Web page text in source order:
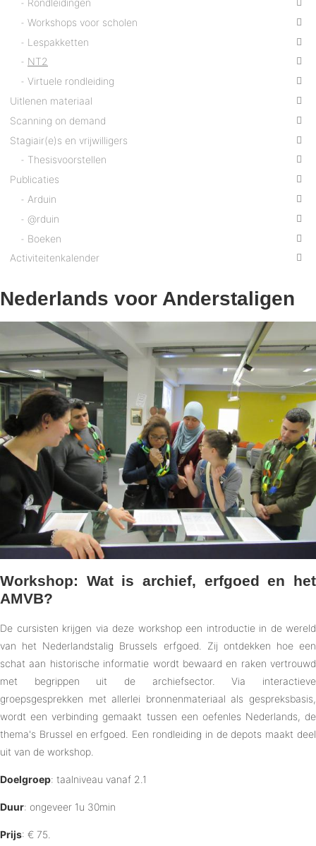
Rondleidingen
Workshops voor scholen
Lespakketten
NT2
Virtuele rondleiding
Uitlenen materiaal
Scanning on demand
Stagiair(e)s en vrijwilligers
Thesisvoorstellen
Publicaties
Arduin
@rduin
Boeken
Activiteitenkalender
Nederlands voor Anderstaligen
Workshop: Wat is archief, erfgoed en het
AMVB?
De cursisten krijgen via deze workshop een introductie in de wereld
van het Nederlandstalig Brussels erfgoed. Zij ontdekken hoe een
schat aan historische informatie wordt bewaard en raken vertrouwd
met begrippen uit de archiefsector. Via interactieve
groepsgesprekken met allerlei bronnenmateriaal als gespreksbasis,
wordt een verbinding gemaakt tussen een oefenles Nederlands, de
thema's Brussel en erfgoed. Een rondleiding in de depots maakt deel
uit van de workshop.
Doelgroep: taalniveau vanaf 2.1
Duur: ongeveer 1u 30min
Prijs: € 75.